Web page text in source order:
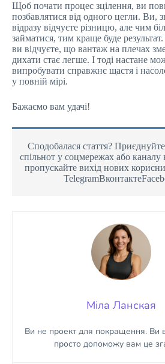
Щоб почати процес зцілення, ви
позбавлятися від одного цегли. Ви,
відразу відчуєте різницю, але чим
займатися, тим краще буде результат.
ви відчуєте, що вантаж на плечах
дихати стає легше. І тоді настане
випробувати справжнє щастя і
у повній мірі.
Бажаємо вам удачі!
Сподобалася стаття?
спільнот у соцмережах або каналу
пропускайте вихід нових
Міла Ланская
Ви не проект для покращення. Ви
просто допоможу вам це